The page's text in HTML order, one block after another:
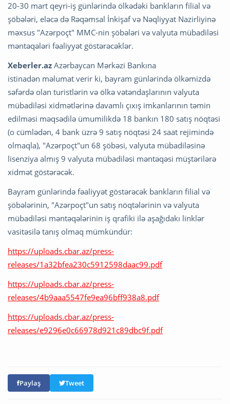
20-30 mart qeyri-iş günlərində ölkədəki bankların filial və
şöbələri, eləcə də Rəqəmsal İnkişaf və Nəqliyyat Nazirliyinə
məxsus "Azərpoçt" MMC-nin şöbələri və valyuta mübadiləsi
məntəqələri fəaliyyət göstərəcəklər.
Xeberler.az Azərbaycan Mərkəzi Bankına
istinadən məlumat verir ki, bayram günlərində ölkəmizdə
səfərdə olan turistlərin və ölkə vətəndaşlarının valyuta
mübadiləsi xidmətlərinə davamlı çıxış imkanlarının təmin
edilməsi məqsədilə ümumilikdə 18 bankın 180 satış nöqtəsi
(o cümlədən, 4 bank üzrə 9 satış nöqtəsi 24 saat rejimində
olmaqla), "Azərpoçt"un 68 şöbəsi, valyuta mübadiləsinə
lisenziya almış 9 valyuta mübadiləsi məntəqəsi müştərilərə
xidmət göstərəcək.
Bayram günlərində fəaliyyət göstərəcək bankların filial və
şöbələrinin, "Azərpoçt"un satış nöqtələrinin və valyuta
mübadiləsi məntəqələrinin iş qrafiki ilə aşağıdakı linklər
vasitəsilə tanış olmaq mümkündür:
https://uploads.cbar.az/press-
releases/1a32bfea230c5912598daac99.pdf
https://uploads.cbar.az/press-
releases/4b9aaa5547fe9ea96bff938a8.pdf
https://uploads.cbar.az/press-
releases/e9296e0c66978d921c89dbc9f.pdf
Paylaş Tweet